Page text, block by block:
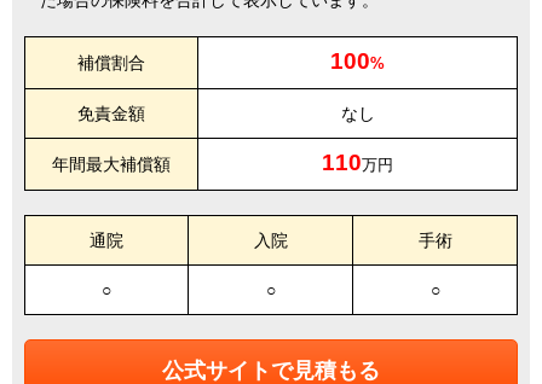
補償割合 100%
免責金額 なし
年間最大補償額 110万円
通院 入院 手術
○ ○ ○
公式サイトで見積もる